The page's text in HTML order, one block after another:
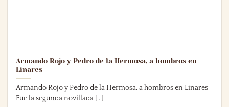
Armando Rojo y Pedro de la Hermosa, a hombros en
Linares
Armando Rojo y Pedro de la Hermosa, a hombros en Linares
Fue la segunda novillada [...]